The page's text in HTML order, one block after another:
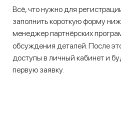
Всё, что нужно для
заполнить короткую форму
менеджер партнёрских
обсуждения деталей. После
доступы в личный кабинет и
первую заявку.